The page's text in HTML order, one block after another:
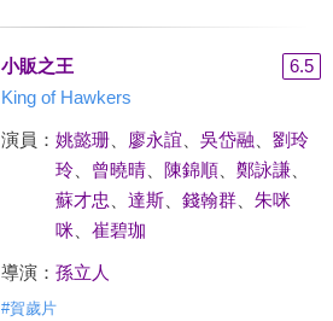
小販之王
6.5
King of Hawkers
演員： 姚懿珊、 廖永誼 吳岱融
劉玲
玲、 曾曉晴、 陳錦順、 鄭詠謙、
蘇才忠
達斯、 錢翰群、 朱咪
咪
崔碧珈
導演： 孫立人
#賀歲片